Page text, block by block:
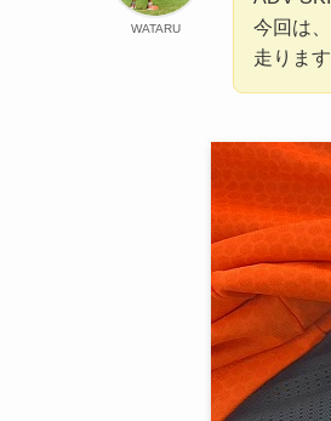
WATARU
今回は
走りま